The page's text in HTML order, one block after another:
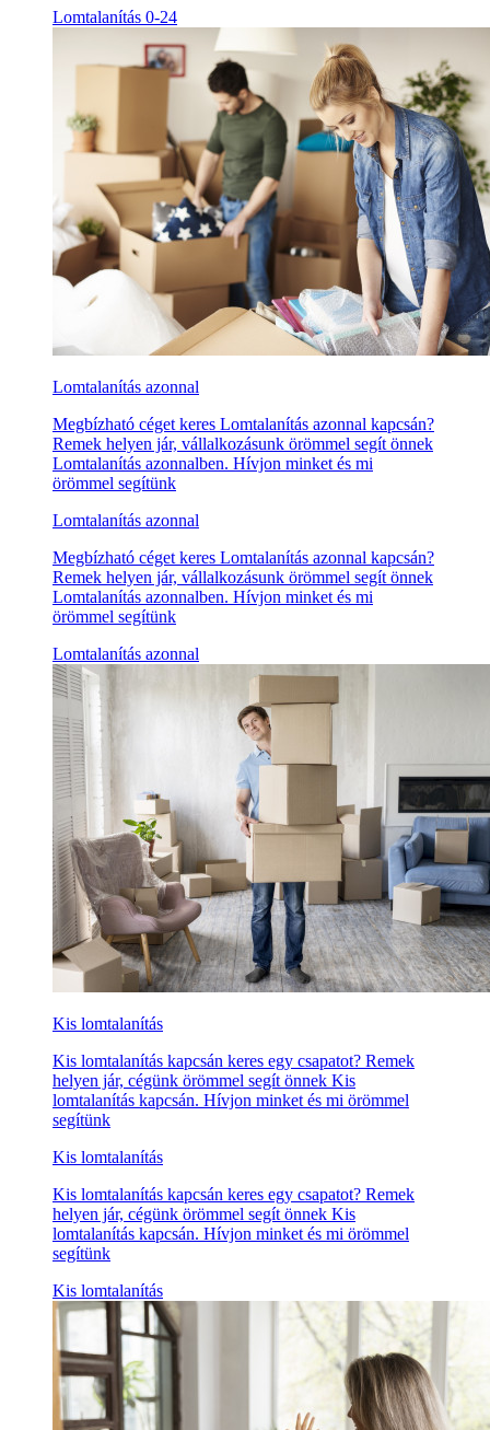
Lomtalanítás 0-24
Lomtalanítás azonnal
Megbízható céget keres Lomtalanítás azonnal kapcsán?
Remek helyen jár, vállalkozásunk örömmel segít önnek
Lomtalanítás azonnalben. Hívjon minket és mi
örömmel segítünk
Lomtalanítás azonnal
Megbízható céget keres Lomtalanítás azonnal kapcsán?
Remek helyen jár, vállalkozásunk örömmel segít önnek
Lomtalanítás azonnalben. Hívjon minket és mi
örömmel segítünk
Lomtalanítás azonnal
Kis lomtalanítás
Kis lomtalanítás kapcsán keres egy csapatot? Remek
helyen jár, cégünk örömmel segít önnek Kis
lomtalanítás kapcsán. Hívjon minket és mi örömmel
segítünk
Kis lomtalanítás
Kis lomtalanítás kapcsán keres egy csapatot? Remek
helyen jár, cégünk örömmel segít önnek Kis
lomtalanítás kapcsán. Hívjon minket és mi örömmel
segítünk
Kis lomtalanítás